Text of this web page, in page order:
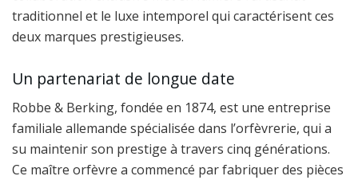
traditionnel et le luxe intemporel qui caractérisent ces
deux marques prestigieuses.
Un partenariat de longue date
Robbe & Berking, fondée en 1874, est une entreprise
familiale allemande spécialisée dans l’orfèvrerie, qui a
su maintenir son prestige à travers cinq générations.
Ce maître orfèvre a commencé par fabriquer des pièces